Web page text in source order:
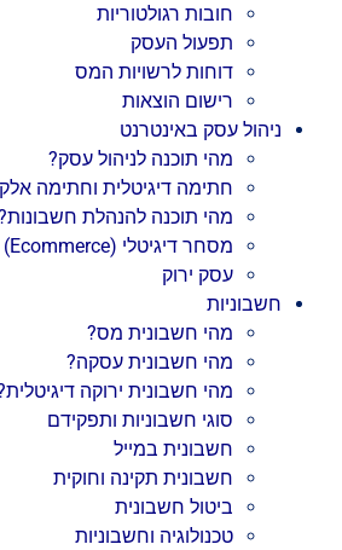
חובות רגולטוריות
תפעול העסק
דוחות לרשויות המס
רישום הוצאות
ניהול עסק באינטרנט
מהי תוכנה לניהול עסק?
חתימה דיגיטלית וחתימה
מהי תוכנה להנהלת
מסחר דיגיטלי (Ecommerce)
עסק ירוק
חשבוניות
מהי חשבונית מס?
מהי חשבונית עסקה?
מהי חשבונית ירוקה
סוגי חשבוניות ותפקידם
חשבונית במייל
חשבונית תקינה וחוקית
ביטול חשבונית
טכנולוגיה וחשבוניות